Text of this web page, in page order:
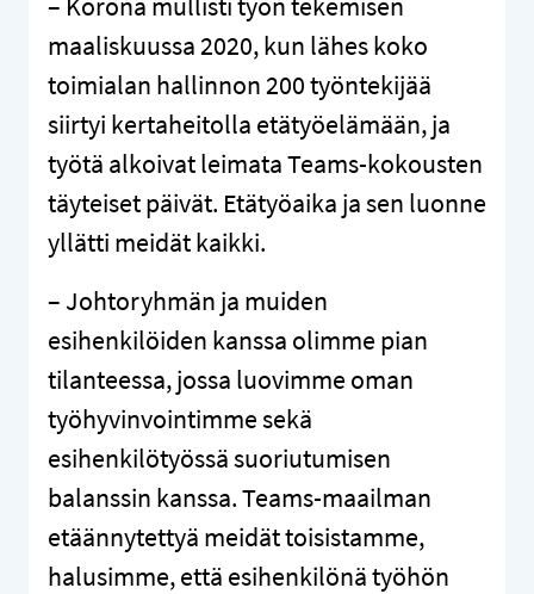
maaliskuussa 2020, kun lähes koko
toimialan hallinnon 200 työntekijää
siirtyi kertaheitolla etätyöelämään, ja
työtä alkoivat leimata Teams-kokousten
täyteiset päivät. Etätyöaika ja sen luonne
yllätti meidät kaikki.
– Johtoryhmän ja muiden
esihenkilöiden kanssa olimme pian
tilanteessa, jossa luovimme oman
työhyvinvointimme sekä
esihenkilötyössä suoriutumisen
balanssin kanssa. Teams-maailman
etäännytettyä meidät toisistamme,
halusimme, että esihenkilönä työhön